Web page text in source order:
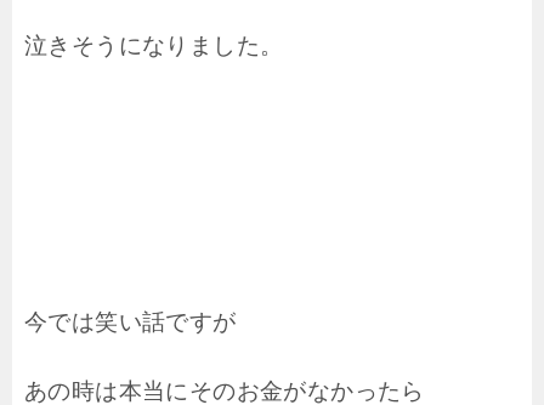
泣きそうになりました。
今では笑い話ですが
あの時は本当にそのお金がなかったら